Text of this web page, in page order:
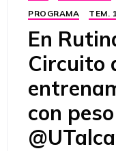
PROGRAMA
TEM.
En
Circuito
con